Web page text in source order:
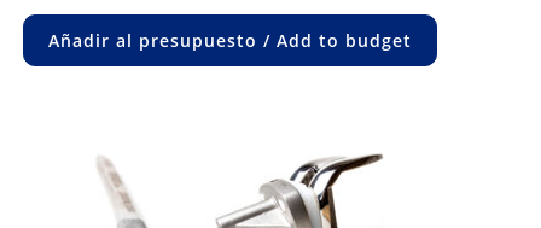
Añadir al presupuesto / Add to budget